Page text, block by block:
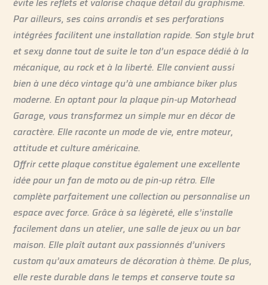
Par ailleurs, ses coins arrondis et ses perforations
intégrées facilitent une installation rapide. Son style brut
et sexy donne tout de suite le ton d’un espace dédié à la
mécanique, au rock et à la liberté. Elle convient aussi
bien à une déco vintage qu’à une ambiance biker plus
moderne. En optant pour la plaque pin-up Motorhead
Garage, vous transformez un simple mur en décor de
caractère. Elle raconte un mode de vie, entre moteur,
attitude et culture américaine.
Offrir cette plaque constitue également une excellente
idée pour un fan de moto ou de pin-up rétro. Elle
complète parfaitement une collection ou personnalise un
espace avec force. Grâce à sa légèreté, elle s’installe
facilement dans un atelier, une salle de jeux ou un bar
maison. Elle plaît autant aux passionnés d’univers
custom qu’aux amateurs de décoration à thème. De plus,
elle reste durable dans le temps et conserve toute sa